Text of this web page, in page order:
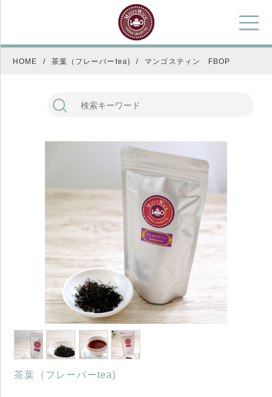
HOME 茶葉（フレーバーtea) マンゴスティン FBOP
茶葉（フレーバーtea)